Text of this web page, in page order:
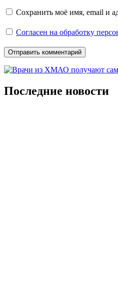
Сохранить моё имя, email и
Согласен на обработку
Последние новости